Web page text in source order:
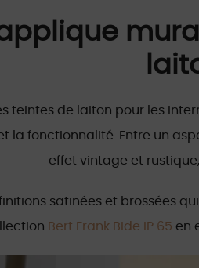
teintes de laiton pour les
la fonctionnalité. Entre un
effet vintage et
satinées et brossées
Bert Frank Bide IP 65 en